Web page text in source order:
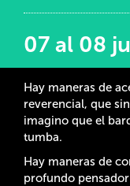
07 al 08
Hay maneras de
reverencial, que
imagino que el
tumba.
Hay maneras de
profundo